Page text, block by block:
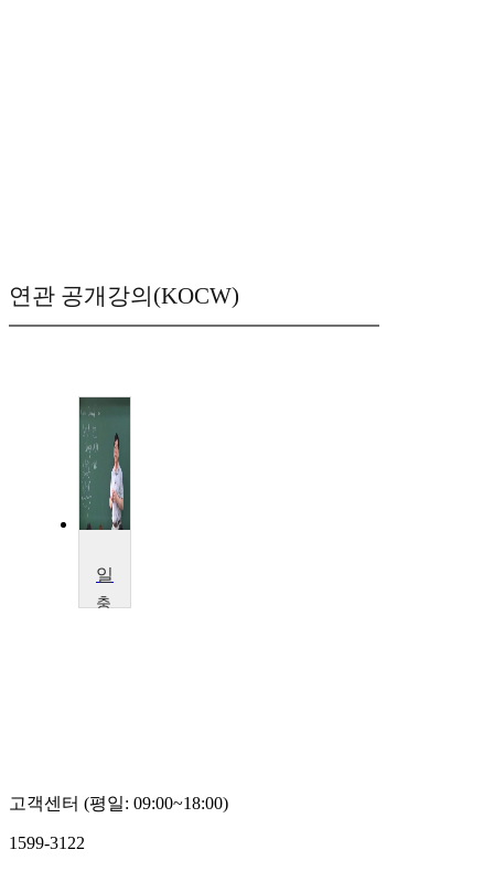
연관 공개강의(KOCW)
충
고객센터 (평일: 09:00~18:00)
1599-3122